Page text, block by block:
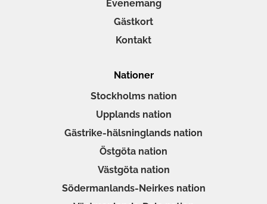
Evenemang
Gästkort
Kontakt
Nationer
Stockholms nation
Upplands nation
Gästrike-hälsninglands nation
Östgöta nation
Västgöta nation
Södermanlands-Neirkes nation